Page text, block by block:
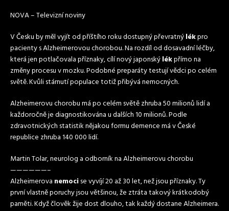
NOVA – Televizní noviny
V Česku by měl vyjít od příštího roku dostupný převratnýlékpro
pacienty s Alzheimerovou chorobou. Na rozdíl od dosavadní léčby,
která jen potlačovala příznaky, cílí nový japonskýlékpřímo na
změny procesu v mozku. Podobné preparáty testují vědci po celém
světě. Kvůli stárnutí populace totiž přibývá nemocných.
Alzheimerovu chorobu má po celém světě zhruba 50 milionů lidí a
každoročně je diagnostikována u dalších 10 milionů. Podle
zdravotnických statistik nějakou formu demence má v České
republice zhruba 140 000 lidí.
Martin Tolar, neurolog a odborník na Alzheimerovu chorobu
——————–
Alzheimerova nemocise vyvíjí 20 až 30 let, než jsou příznaky. Ty
první vlastně poruchy jsou většinou, že ztráta takový krátkodobý
paměti. Když člověk žije dost dlouho, tak každý dostane Alzheimera.